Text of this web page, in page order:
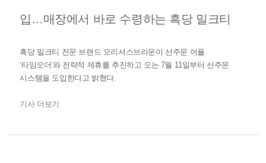
입…매장에서 바로 수령하는 흑당 밀크티
흑당 밀크티 전문 브랜드 모리셔스브라운이 선주문 어플
‘타임오더’와 전략적 제휴를 추진하고 오는 7월 11일부터 선주문
시스템을 도입한다고 밝혔다.
기사 더보기